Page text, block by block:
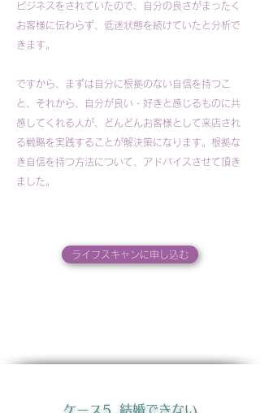
ビジネスをされていたので、自分の良さがまったく
お客様に伝わらず、低迷状態を続けていたと分析で
きます。
ですから、まずは自分に根拠のない自信を持つこ
と、それから、自分が良い・好きと感じるものに共
感してくれる人が、どんどんお客様として来店され
る戦略を実践することが解決策になります。根拠な
き自信を持つ方法について、アドバイスさせて頂き
ました。
ライフスキャンに申し込む
ケース5. 結婚できない